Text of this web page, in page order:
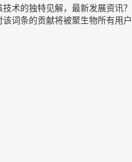
术的独特见解，最新发展资讯？
词条的贡献将被聚生物所有用户